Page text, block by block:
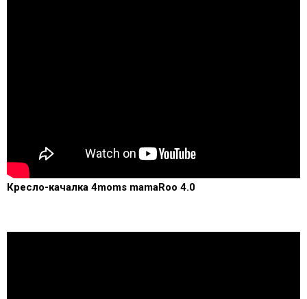
Кресло-качалка 4moms mamaRoo 4.0